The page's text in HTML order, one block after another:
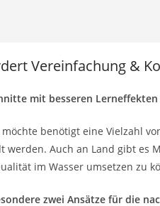
Vereinfachung &
mit besseren Lerneffekten
benötigt eine Vielzahl
werden. Auch an Land gibt es
im Wasser umsetzen zu
zwei Ansätze für die